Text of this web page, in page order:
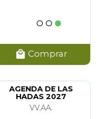
Comprar
AGENDA DE LAS
HADAS 2027
VV.AA.